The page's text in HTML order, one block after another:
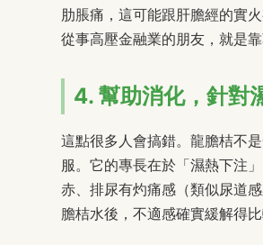
肋脹痛，這可能跟肝膽經的實
從事高壓金融業的朋友，就是
4. 幫助消化，針對
這點很多人會搞錯。龍膽桔不
服。它的專長在於「濕熱下注
赤、排尿有灼痛感（類似尿道
膽桔水後，不適感確實緩解得比